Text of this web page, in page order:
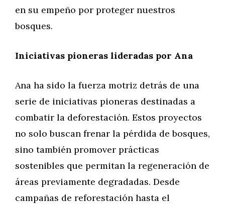
en su empeño por proteger nuestros
bosques.
Iniciativas pioneras lideradas por Ana
Ana ha sido la fuerza motriz detrás de una
serie de iniciativas pioneras destinadas a
combatir la deforestación. Estos proyectos
no solo buscan frenar la pérdida de bosques,
sino también promover prácticas
sostenibles que permitan la regeneración de
áreas previamente degradadas. Desde
campañas de reforestación hasta el